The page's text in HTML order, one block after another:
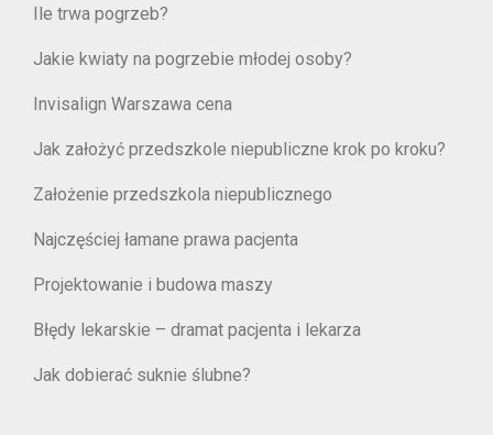
Ile trwa pogrzeb?
Jakie kwiaty na pogrzebie młodej osoby?
Invisalign Warszawa cena
Jak założyć przedszkole niepubliczne krok po kroku?
Założenie przedszkola niepublicznego
Najczęściej łamane prawa pacjenta
Projektowanie i budowa maszy
Błędy lekarskie – dramat pacjenta i lekarza
Jak dobierać suknie ślubne?